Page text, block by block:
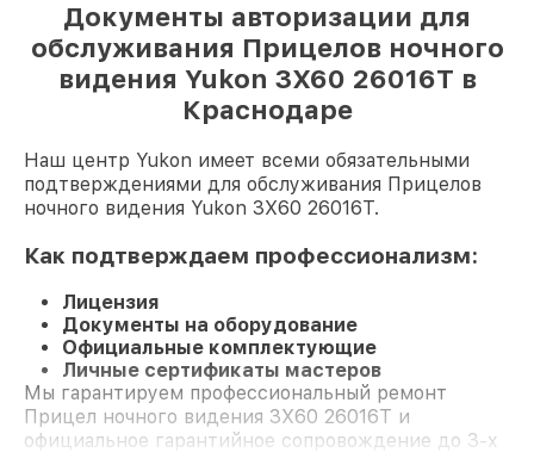
Документы авторизации для
обслуживания Прицелов ночного
видения Yukon 3Х60 26016Т в
Краснодаре
Наш центр Yukon имеет всеми обязательными
подтверждениями для обслуживания Прицелов
ночного видения Yukon 3Х60 26016Т.
Как подтверждаем профессионализм:
Лицензия
Документы на оборудование
Официальные комплектующие
Личные сертификаты мастеров
Мы гарантируем профессиональный ремонт
Прицел ночного видения 3Х60 26016Т и
официальное гарантийное сопровождение до 3-х